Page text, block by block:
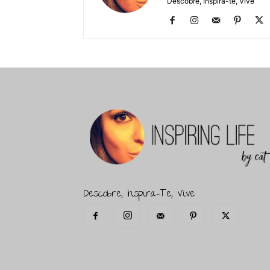
Descobre, Inspira-Te, Vive